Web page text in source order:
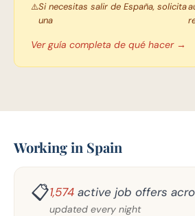
Si necesitas salir de España, solicita
una
Ver guía completa de qué hacer →
Working in Spain
📋1,574 active job offers
updated every night